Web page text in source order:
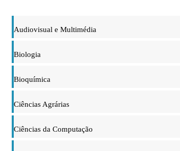
Audiovisual e Multimédia
Biologia
Bioquímica
Ciências Agrárias
Ciências da Computação